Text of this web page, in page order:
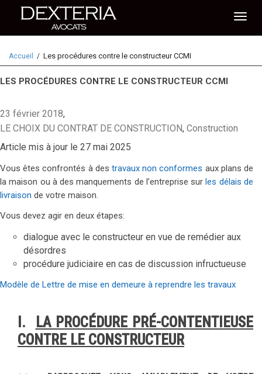
Accueil Les procédures contre le constructeur CCMI
LES PROCÉDURES CONTRE LE CONSTRUCTEUR CCMI
23 février 2018,
LE CHOIX DU CONTRAT DE CONSTRUCTION, Construction
Article mis à jour le 27 mai 2025
Vous êtes confrontés à des travaux non conformes aux plans de
la maison ou à des manquements de l’entreprise surles délais de
livraison de votre maison.
Vous devez agir en deux étapes:
dialogue avec le constructeur en vue de remédier aux
désordres
procédure judiciaire en cas de discussion infructueuse
Modèle de Lettre de mise en demeure à reprendre les travaux
I.
LA PROCÉDURE PRÉ-CONTENTIEUSE
CONTRE LE CONSTRUCTEUR